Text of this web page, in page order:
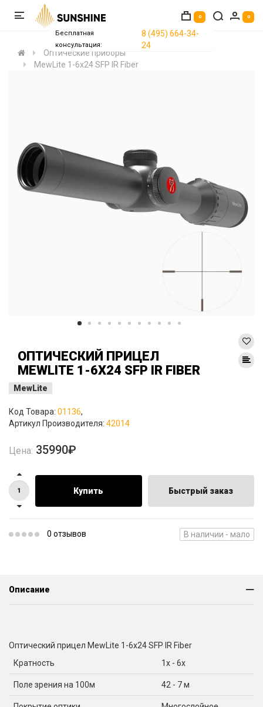
0 0
Бесплатная
консультация:
8 (495) 664-34-
24
Оптические приборы
MewLite 1-6x24 SFP IR Fiber
ОПТИЧЕСКИЙ ПРИЦЕЛ
MEWLITE 1-6X24 SFP IR FIBER
MewLite
Код Товара: 01136,
Артикул Производителя: 42014
Цена: 35990₽
Купить Быстрый заказ
0 отзывов В наличии - мало
Описание
Оптический прицел MewLite 1-6x24 SFP IR Fiber
Кратность
1x - 6x
Поле зрения на 100м 42 - 7 м